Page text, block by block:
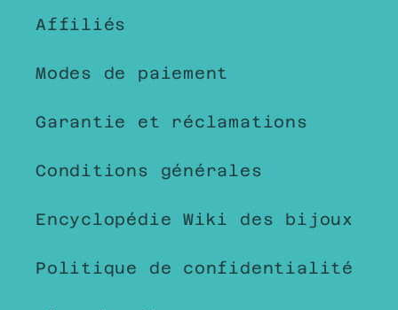
Affiliés
Modes de paiement
Garantie et réclamations
Conditions générales
Encyclopédie Wiki des bijoux
Politique de confidentialité